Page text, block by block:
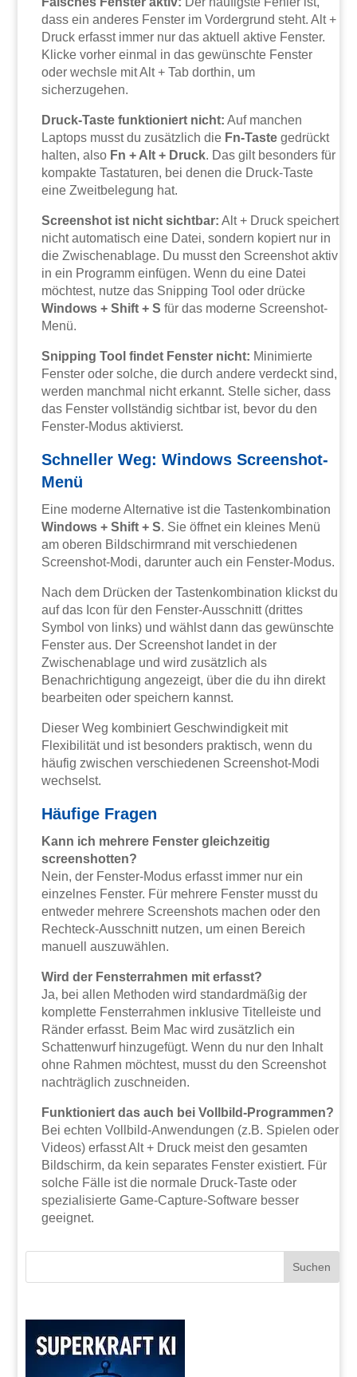
dass ein anderes Fenster im Vordergrund steht. Alt +
Druck erfasst immer nur das aktuell aktive Fenster.
Klicke vorher einmal in das gewünschte Fenster
oder wechsle mit Alt + Tab dorthin, um
sicherzugehen.
Druck-Taste funktioniert nicht: Auf manchen
Laptops musst du zusätzlich die Fn-Taste gedrückt
halten, also Fn + Alt + Druck. Das gilt besonders für
kompakte Tastaturen, bei denen die Druck-Taste
eine Zweitbelegung hat.
Screenshot ist nicht sichtbar: Alt + Druck speichert
nicht automatisch eine Datei, sondern kopiert nur in
die Zwischenablage. Du musst den Screenshot aktiv
in ein Programm einfügen. Wenn du eine Datei
möchtest, nutze das Snipping Tool oder drücke
Windows + Shift + S für das moderne Screenshot-
Menü.
Snipping Tool findet Fenster nicht: Minimierte
Fenster oder solche, die durch andere verdeckt sind,
werden manchmal nicht erkannt. Stelle sicher, dass
das Fenster vollständig sichtbar ist, bevor du den
Fenster-Modus aktivierst.
Schneller Weg: Windows Screenshot-
Menü
Eine moderne Alternative ist die Tastenkombination
Windows + Shift + S. Sie öffnet ein kleines Menü
am oberen Bildschirmrand mit verschiedenen
Screenshot-Modi, darunter auch ein Fenster-Modus.
Nach dem Drücken der Tastenkombination klickst du
auf das Icon für den Fenster-Ausschnitt (drittes
Symbol von links) und wählst dann das gewünschte
Fenster aus. Der Screenshot landet in der
Zwischenablage und wird zusätzlich als
Benachrichtigung angezeigt, über die du ihn direkt
bearbeiten oder speichern kannst.
Dieser Weg kombiniert Geschwindigkeit mit
Flexibilität und ist besonders praktisch, wenn du
häufig zwischen verschiedenen Screenshot-Modi
wechselst.
Häufige Fragen
Kann ich mehrere Fenster gleichzeitig
screenshotten?
Nein, der Fenster-Modus erfasst immer nur ein
einzelnes Fenster. Für mehrere Fenster musst du
entweder mehrere Screenshots machen oder den
Rechteck-Ausschnitt nutzen, um einen Bereich
manuell auszuwählen.
Wird der Fensterrahmen mit erfasst?
Ja, bei allen Methoden wird standardmäßig der
komplette Fensterrahmen inklusive Titelleiste und
Ränder erfasst. Beim Mac wird zusätzlich ein
Schattenwurf hinzugefügt. Wenn du nur den Inhalt
ohne Rahmen möchtest, musst du den Screenshot
nachträglich zuschneiden.
Funktioniert das auch bei Vollbild-Programmen?
Bei echten Vollbild-Anwendungen (z.B. Spielen oder
Videos) erfasst Alt + Druck meist den gesamten
Bildschirm, da kein separates Fenster existiert. Für
solche Fälle ist die normale Druck-Taste oder
spezialisierte Game-Capture-Software besser
geeignet.